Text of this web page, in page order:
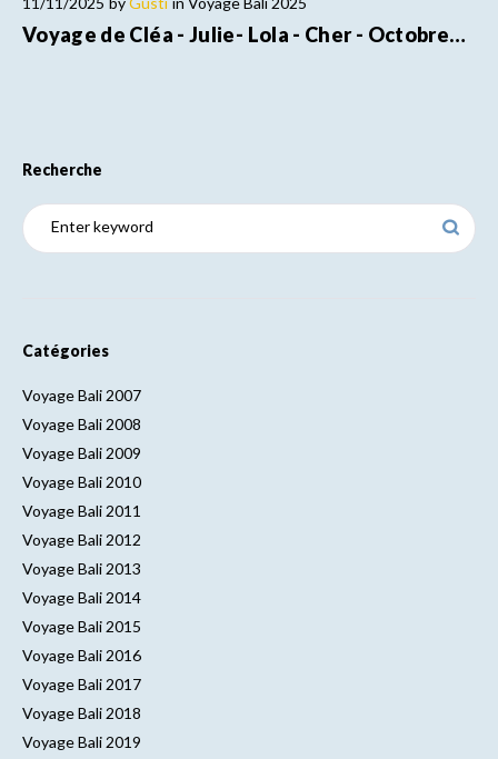
Voyage de Cléa - Julie- Lola - Cher - Octobre…
Recherche
Catégories
Voyage Bali 2007
Voyage Bali 2008
Voyage Bali 2009
Voyage Bali 2010
Voyage Bali 2011
Voyage Bali 2012
Voyage Bali 2013
Voyage Bali 2014
Voyage Bali 2015
Voyage Bali 2016
Voyage Bali 2017
Voyage Bali 2018
Voyage Bali 2019